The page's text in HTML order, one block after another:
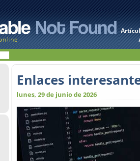
Enlaces
lunes, 29 de junio de 2026